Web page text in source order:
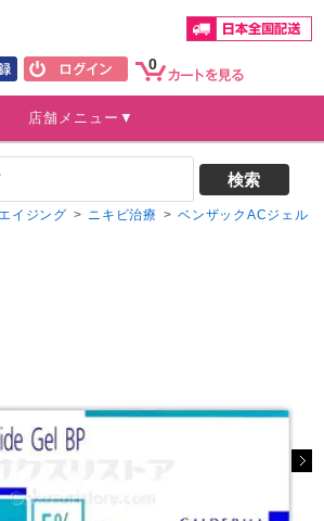
0
店舗メニュー▼
イジング > ニキビ治療 > ベンザックACジェル